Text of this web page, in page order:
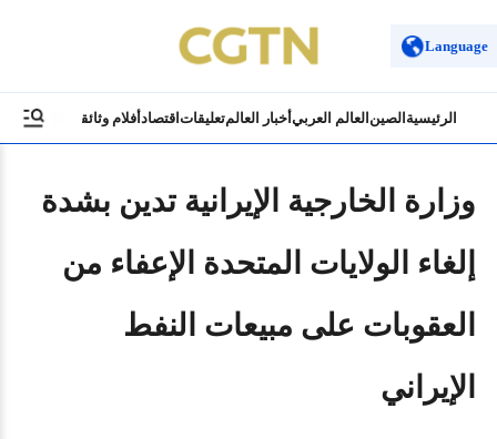
Language
الرئيسية الصين العالم العربيأخبار العالمتعليقات اقتصادأفلام وثائقية ثقافة
وزارة الخارجية الإيرانية تدين بشدة
إلغاء الولايات المتحدة الإعفاء من
العقوبات على مبيعات النفط
الإيراني